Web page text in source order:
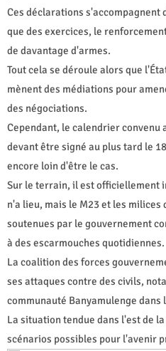
Ces déclarations
que des exercices, le
de davantage d'armes.
Tout cela se déroule alors que
mènent des médiations pour
des négociations.
Cependant, le calendrier convenu
devant être signé au plus tard le
encore loin d'être le cas.
Sur le terrain, il est officiellement
n'a lieu, mais le M23 et les milices
soutenues par le gouvernement
à des escarmouches quotidiennes.
La coalition des forces
ses attaques contre des civils,
communauté Banyamulenge dans
La situation tendue dans l'est de
scénarios possibles pour l'avenir